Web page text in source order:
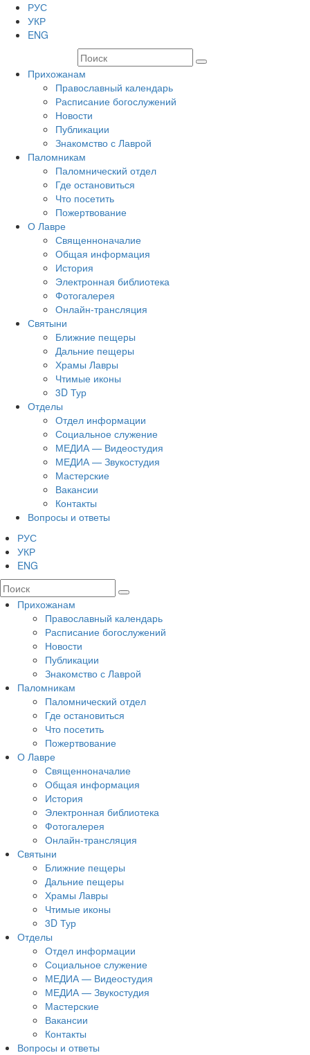
РУС
УКР
ENG
Прихожанам
Православный календарь
Расписание богослужений
Новости
Публикации
Знакомство с Лаврой
Паломникам
Паломнический отдел
Где остановиться
Что посетить
Пожертвование
О Лавре
Священноначалие
Общая информация
История
Электронная библиотека
Фотогалерея
Онлайн-трансляция
Святыни
Ближние пещеры
Дальние пещеры
Храмы Лавры
Чтимые иконы
3D Тур
Отделы
Отдел информации
Социальное служение
МЕДИА — Видеостудия
МЕДИА — Звукостудия
Мастерские
Вакансии
Контакты
Вопросы и ответы
РУС
УКР
ENG
Прихожанам
Православный календарь
Расписание богослужений
Новости
Публикации
Знакомство с Лаврой
Паломникам
Паломнический отдел
Где остановиться
Что посетить
Пожертвование
О Лавре
Священноначалие
Общая информация
История
Электронная библиотека
Фотогалерея
Онлайн-трансляция
Святыни
Ближние пещеры
Дальние пещеры
Храмы Лавры
Чтимые иконы
3D Тур
Отделы
Отдел информации
Социальное служение
МЕДИА — Видеостудия
МЕДИА — Звукостудия
Мастерские
Вакансии
Контакты
Вопросы и ответы